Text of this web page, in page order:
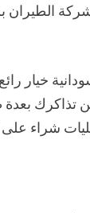
حيث يبلغ أسطولها أكثر
خيار
تذاكرك